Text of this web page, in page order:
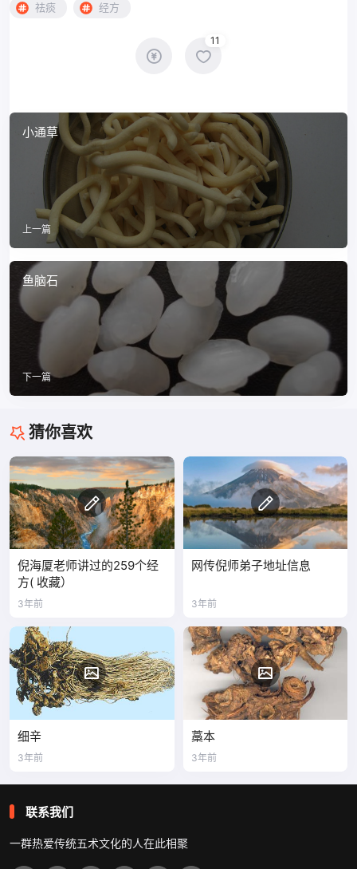
祛痰 经方
11
小通草
上一篇
鱼脑石
下一篇
猜你喜欢
倪海厦老师讲过的259个经
方( 收藏）
3年前
网传倪师弟子地址信息
3年前
细辛
3年前
藁本
3年前
联系我们
一群热爱传统五术文化的人在此相聚